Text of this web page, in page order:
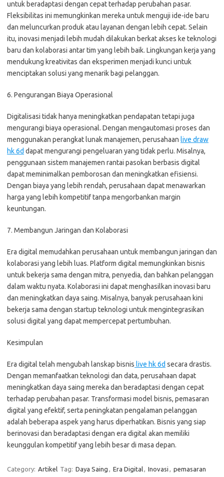
untuk beradaptasi dengan cepat terhadap perubahan pasar.
Fleksibilitas ini memungkinkan mereka untuk menguji ide-ide baru
dan meluncurkan produk atau layanan dengan lebih cepat. Selain
itu, inovasi menjadi lebih mudah dilakukan berkat akses ke teknologi
baru dan kolaborasi antar tim yang lebih baik. Lingkungan kerja yang
mendukung kreativitas dan eksperimen menjadi kunci untuk
menciptakan solusi yang menarik bagi pelanggan.
6. Pengurangan Biaya Operasional
Digitalisasi tidak hanya meningkatkan pendapatan tetapi juga
mengurangi biaya operasional. Dengan mengautomasi proses dan
menggunakan perangkat lunak manajemen, perusahaan live draw
hk 6d dapat mengurangi pengeluaran yang tidak perlu. Misalnya,
penggunaan sistem manajemen rantai pasokan berbasis digital
dapat meminimalkan pemborosan dan meningkatkan efisiensi.
Dengan biaya yang lebih rendah, perusahaan dapat menawarkan
harga yang lebih kompetitif tanpa mengorbankan margin
keuntungan.
7. Membangun Jaringan dan Kolaborasi
Era digital memudahkan perusahaan untuk membangun jaringan dan
kolaborasi yang lebih luas. Platform digital memungkinkan bisnis
untuk bekerja sama dengan mitra, penyedia, dan bahkan pelanggan
dalam waktu nyata. Kolaborasi ini dapat menghasilkan inovasi baru
dan meningkatkan daya saing. Misalnya, banyak perusahaan kini
bekerja sama dengan startup teknologi untuk mengintegrasikan
solusi digital yang dapat mempercepat pertumbuhan.
Kesimpulan
Era digital telah mengubah lanskap bisnis live hk 6d secara drastis.
Dengan memanfaatkan teknologi dan data, perusahaan dapat
meningkatkan daya saing mereka dan beradaptasi dengan cepat
terhadap perubahan pasar. Transformasi model bisnis, pemasaran
digital yang efektif, serta peningkatan pengalaman pelanggan
adalah beberapa aspek yang harus diperhatikan. Bisnis yang siap
berinovasi dan beradaptasi dengan era digital akan memiliki
keunggulan kompetitif yang lebih besar di masa depan.
Category: Artikel Tag: Daya Saing , Era Digital, Inovasi , pemasaran